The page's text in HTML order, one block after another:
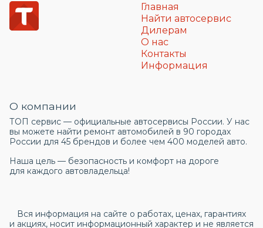
Главная
Найти автосервис
Дилерам
О нас
Контакты
Информация
О компании
ТОП сервис — официальные автосервисы России. У нас
вы можете найти ремонт автомобилей в 90 городах
России для 45 брендов и более чем 400 моделей авто.
Наша цель — безопасность и комфорт на дороге
для каждого автовладельца!
Вся информация на сайте о работах, ценах, гарантиях
и акциях, носит информационный характер и не является